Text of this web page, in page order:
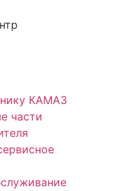
КАМАЗ
части